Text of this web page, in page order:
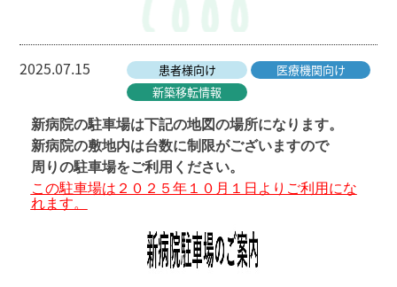
2025.07.15 患者様向け
医療機関向け
新築移転情報
新病院の駐車場は下記の地図の場所になります。
新病院の敷地内は台数に制限がございますので
周りの駐車場をご利用ください。
この駐車場は２０２５年１０月１日よりご利用にな
れます。